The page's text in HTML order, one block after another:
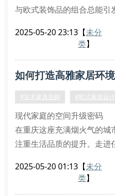
与欧式装饰品的组合总能引
这种混搭手法既保留了自然
理石的边几。
三招提升空间格调的实用技
2025-05-20 23:13 【未分
类】
如何打造高雅家居环
收藏
#实木家具选购 #欧式家装设计
现代家庭的空间升级密码
在重庆这座充满烟火气的
注重生活品质的提升。走进
精心挑选的家居元素，正在
2025-05-20 01:13 【未分
类】